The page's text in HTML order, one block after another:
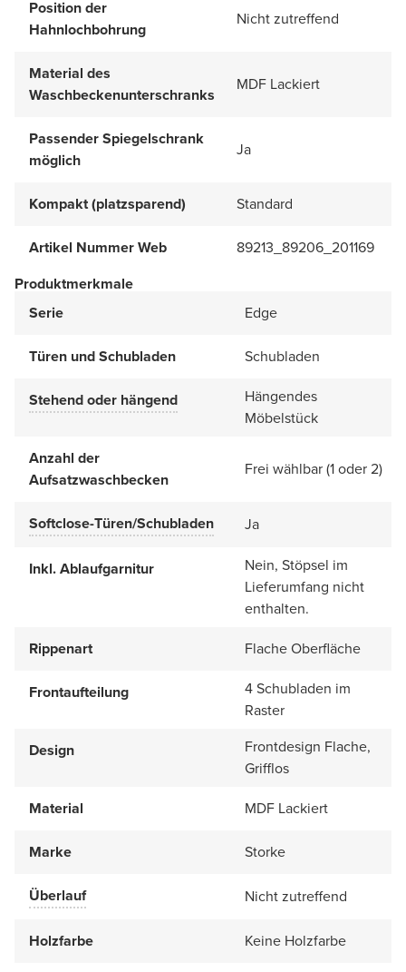
Position der
Hahnlochbohrung
Nicht zutreffend
Material des
Waschbeckenunterschranks
MDF Lackiert
Passender Spiegelschrank
möglich
Ja
Kompakt (platzsparend) Standard
Artikel Nummer Web
89213_89206_201169
Produktmerkmale
Serie
Edge
Türen und Schubladen Schubladen
Stehend oder hängend
Hängendes
Möbelstück
Anzahl der
Aufsatzwaschbecken
Frei wählbar (1 oder 2)
Softclose-Türen/Schubladen Ja
Inkl. Ablaufgarnitur
Nein, Stöpsel im
Lieferumfang nicht
enthalten.
Rippenart
Flache Oberfläche
Frontaufteilung
4 Schubladen im
Raster
Design
Frontdesign Flache,
Grifflos
Material
MDF Lackiert
Marke Storke
Überlauf Nicht zutreffend
Holzfarbe Keine Holzfarbe